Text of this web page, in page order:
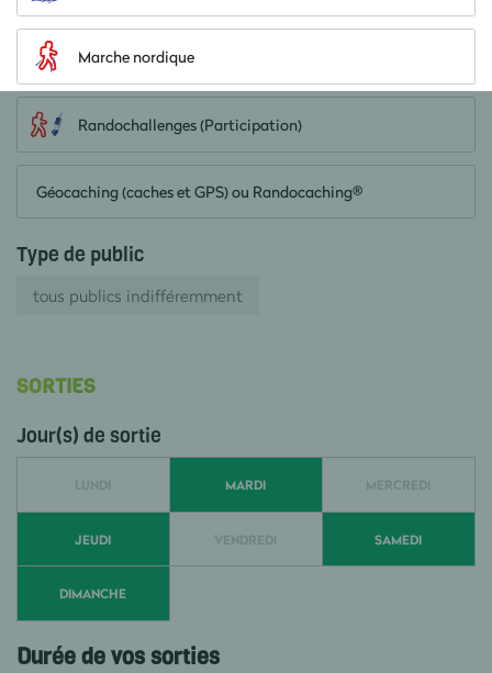
Marche nordique
Randochallenges (Participation)
Géocaching (caches et GPS) ou Randocaching®
Type de public
tous publics indifféremment
SORTIES
Jour(s) de sortie
LUNDI MARDI MERCREDI
JEUDI VENDREDI SAMEDI
DIMANCHE
Durée de vos sorties